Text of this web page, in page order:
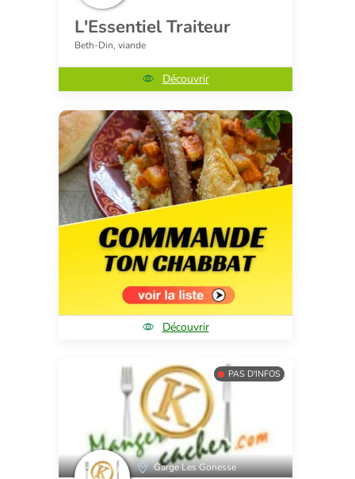
L'Essentiel Traiteur
Beth-Din, viande
Découvrir
Découvrir
PAS D'INFOS
Garge Les Gonesse